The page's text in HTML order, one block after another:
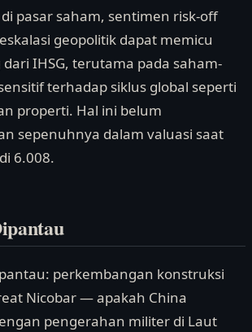
pasar saham, sentimen risk-off
geopolitik dapat memicu
IHSG, terutama pada saham-
terhadap siklus global seperti
properti. Hal ini belum
sepenuhnya dalam valuasi saat
6.008.
perkembangan konstruksi
Nicobar — apakah China
pengerahan militer di Laut